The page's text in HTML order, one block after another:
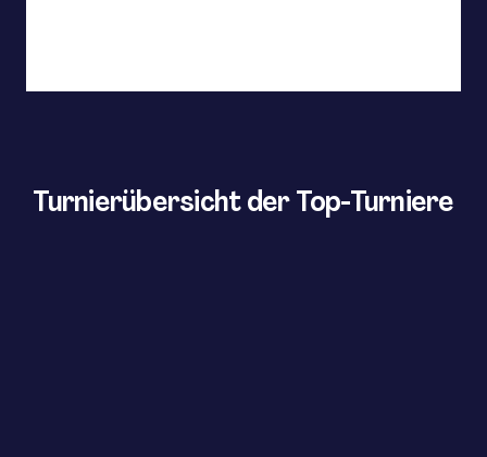
Turnierübersicht der Top-Turniere